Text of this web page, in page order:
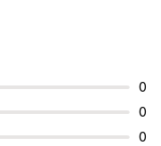
0
0
0